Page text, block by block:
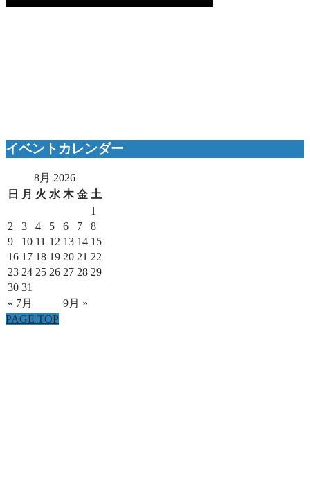
イベントカレンダー
8月 2026
日
月 火 水 木 金 土
1
2
3 4 5 6 7
8
9
10 11 12 13 14 15
16 17 18 19 20 21 22
23 24 25 26 27 28 29
30 31
« 7月
9月 »
PAGE TOP